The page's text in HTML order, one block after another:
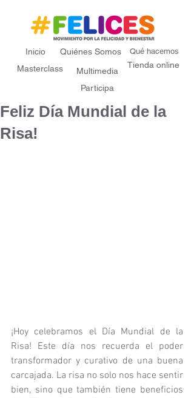
Inicio Quiénes Somos Qué hacemos
Masterclass Multimedia
Tienda online
Participa
Feliz Día Mundial de la
Risa!
¡Hoy celebramos el Día Mundial de la
Risa! Este día nos recuerda el poder
transformador y curativo de una buena
carcajada. La risa no solo nos hace sentir
bien, sino que también tiene beneficios